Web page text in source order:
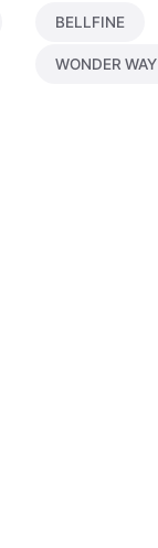
BELLFINE
WONDER WAY